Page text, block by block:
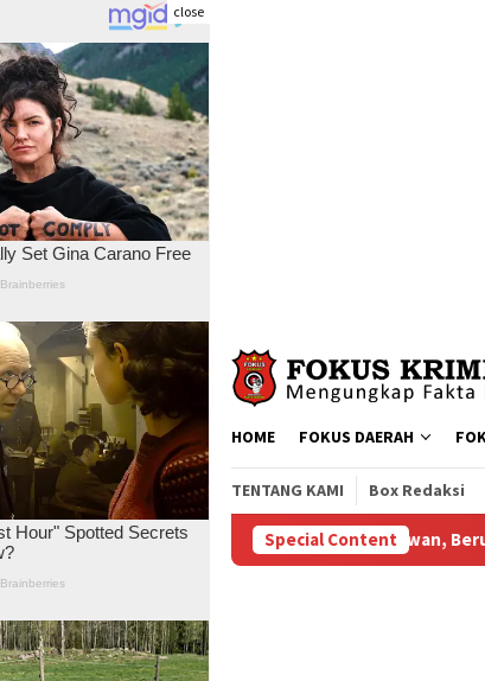
close
HOME FOKUS DAERAH
TENTANG KAMI Box Redaksi
Special Content
Aniaya Wartawan, Berujung Laporan di Mapolda Jambi